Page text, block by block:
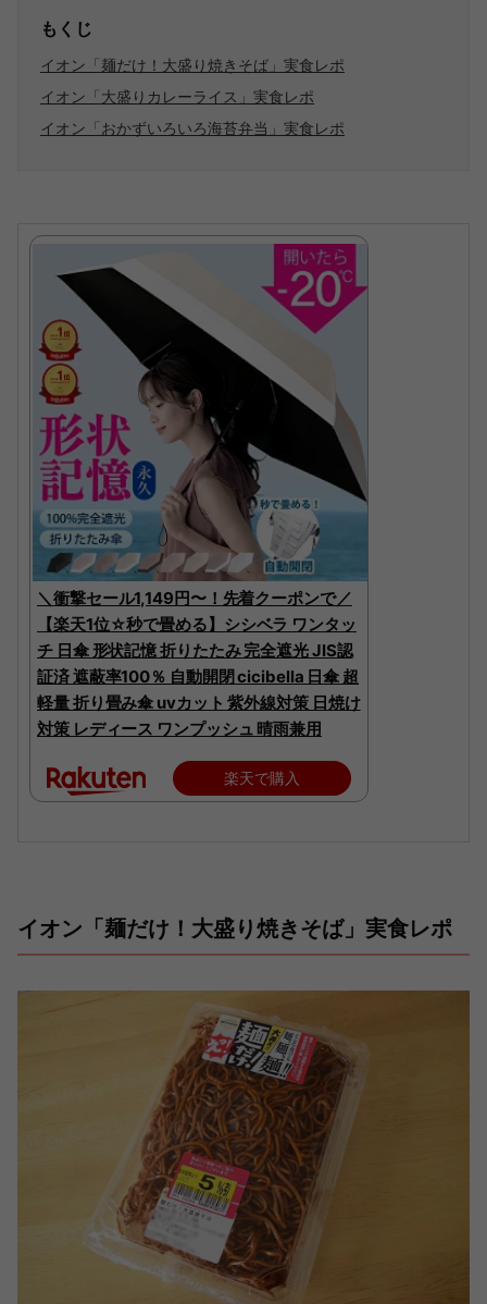
もくじ
イオン「麺だけ！大盛り焼きそば」実食レポ
イオン「大盛りカレーライス」実食レポ
イオン「おかずいろいろ海苔弁当」実食レポ
＼衝撃セール1,149円〜！先着クーポンで／
【楽天1位☆秒で畳める】シシベラ ワンタッ
チ 日傘 形状記憶 折りたたみ 完全遮光 JIS認
証済 遮蔽率100％ 自動開閉 cicibella 日傘 超
軽量 折り畳み傘 uvカット 紫外線対策 日焼け
対策 レディース ワンプッシュ 晴雨兼用
楽天で購入
イオン「麺だけ！大盛り焼きそば」実食レポ